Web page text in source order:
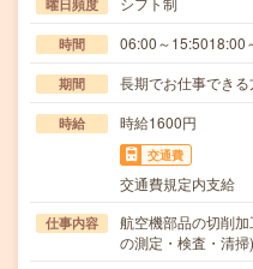
曜日頻度
時間 06:00～15:5018:00
期間 長期でお仕事できる
時給 時給1600円
交通費
交通費規定内支給
仕事内容
航空機部品の切削
の測定・検査・清